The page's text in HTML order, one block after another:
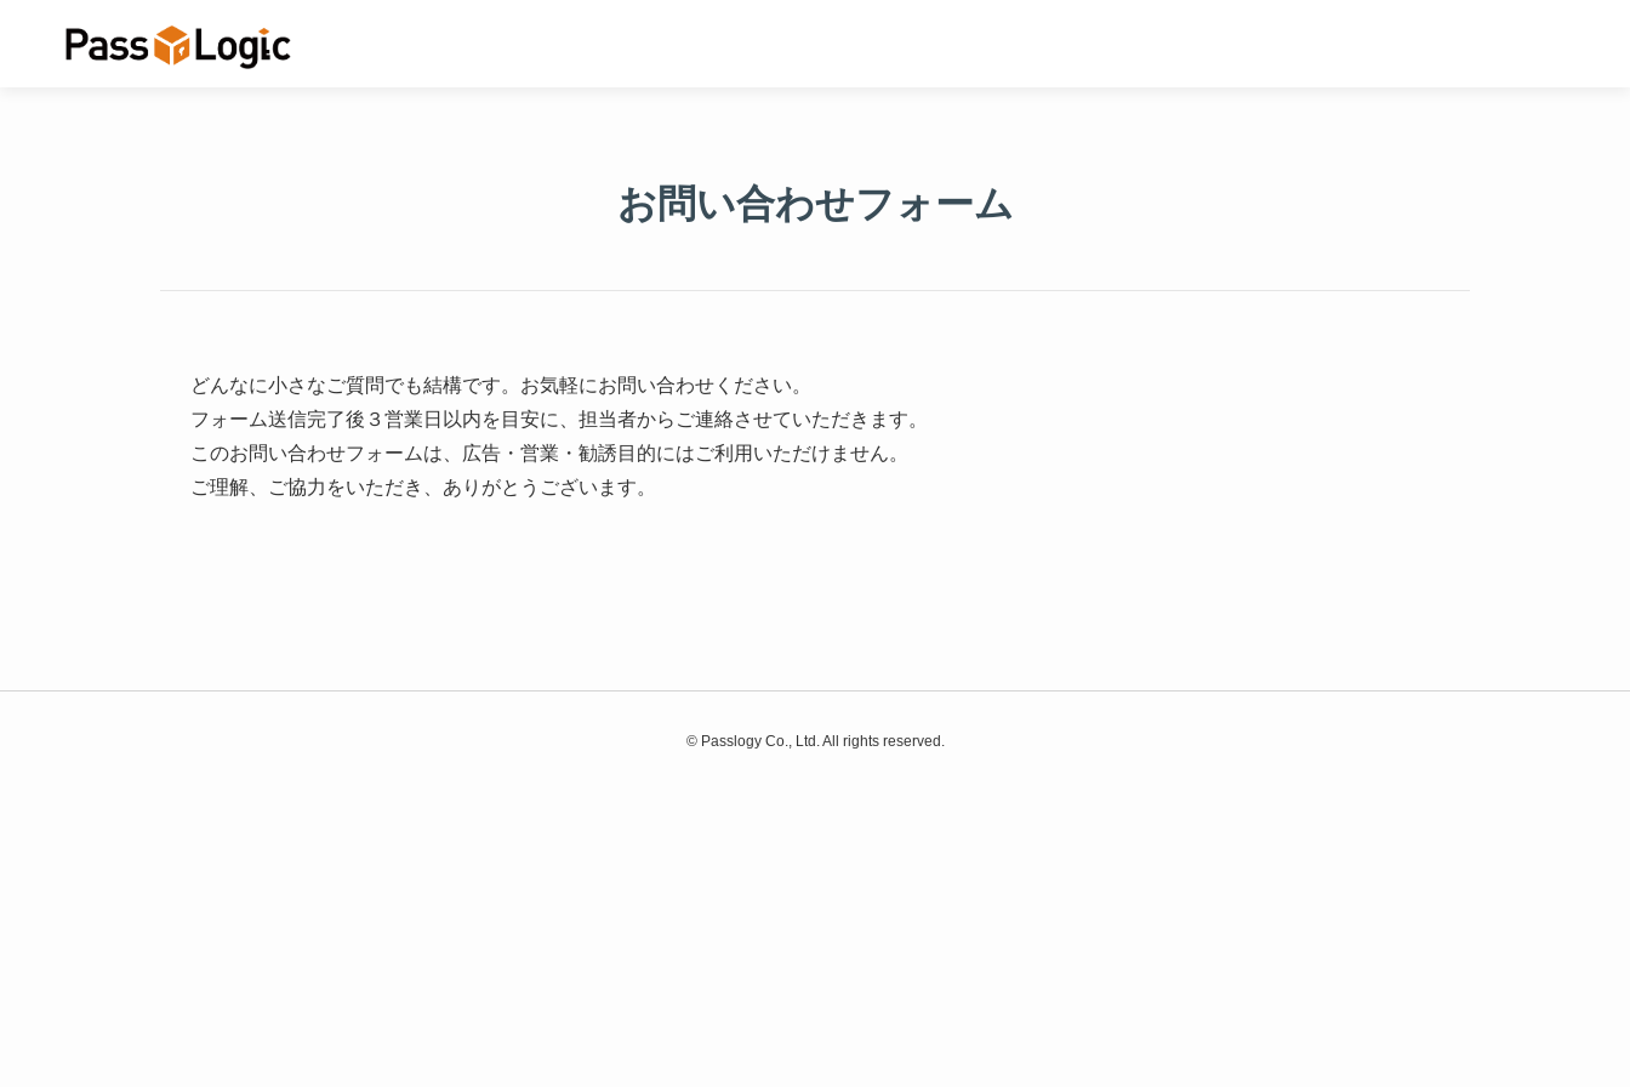
お問い合わせフォーム
どんなに小さなご質問でも結構です。お気軽にお問い合わせください。
フォーム送信完了後３営業日以内を目安に、担当者からご連絡させていただきます。
このお問い合わせフォームは、広告・営業・勧誘目的にはご利用いただけません。
ご理解、ご協力をいただき、ありがとうございます。
©Passlogy Co., Ltd. All rights reserved.